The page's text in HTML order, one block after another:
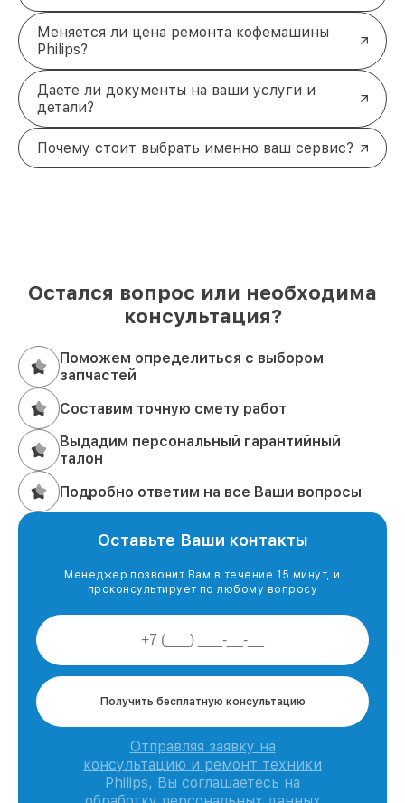
Меняется ли цена ремонта кофемашины
Philips?
Даете ли документы на ваши услуги и
детали?
Почему стоит выбрать именно ваш сервис?
Остался вопрос или необходима
консультация?
Поможем определиться с выбором
запчастей
Составим точную смету работ
Выдадим персональный гарантийный
талон
Подробно ответим на все Ваши вопросы
Оставьте Ваши контакты
Менеджер позвонит Вам в течение 15 минут, и
проконсультирует по любому вопросу
Получить бесплатную консультацию
Отправляя заявку на
консультацию и ремонт техники
Philips, Вы соглашаетесь на